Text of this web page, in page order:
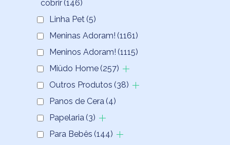
cobrir (146)
Linha Pet (5)
Meninas Adoram! (1161)
Meninos Adoram! (1115)
Miüdo Home (257)
Outros Produtos (38)
Panos de Cera (4)
Papelaria (3)
Para Bebês (144)